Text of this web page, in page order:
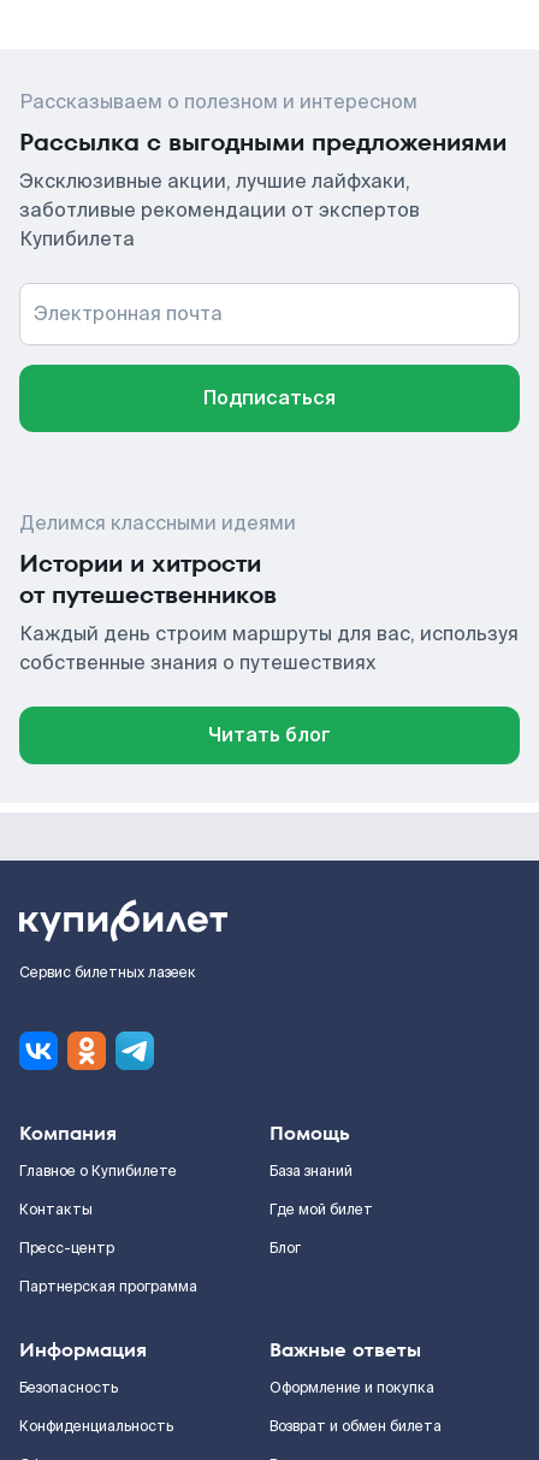
Рассказываем о полезном и интересном
Рассылка с выгодными предложениями
Эксклюзивные акции, лучшие лайфхаки,
заботливые рекомендации от экспертов
Купибилета
Электронная почта
Подписаться
Делимся классными идеями
Истории и хитрости
от путешественников
Каждый день строим маршруты для вас, используя
собственные знания о путешествиях
Читать блог
Сервис билетных лазеек
Компания
Главное о Купибилете
Контакты
Пресс-центр
Партнерская программа
Помощь
База знаний
Где мой билет
Блог
Информация
Безопасность
Конфиденциальность
Важные ответы
Оформление и покупка
Возврат и обмен билета